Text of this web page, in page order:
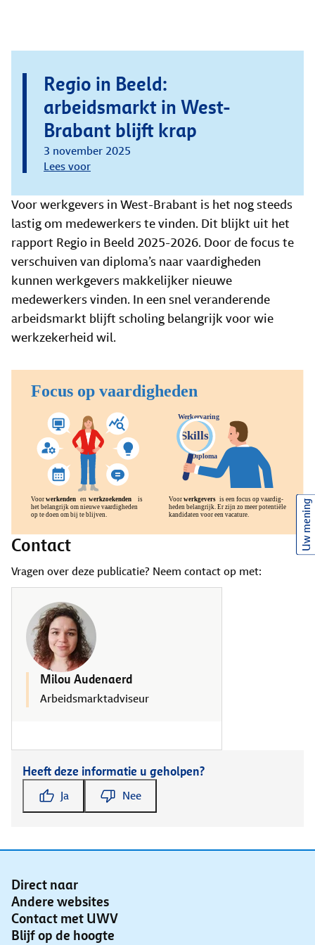
Regio in Beeld:
arbeidsmarkt in West-
Brabant blijft krap
3 november 2025
Lees voor
Voor werkgevers in West-Brabant is het nog steeds
lastig om medewerkers te vinden. Dit blijkt uit het
rapport Regio in Beeld 2025-2026. Door de focus te
verschuiven van diploma’s naar vaardigheden
kunnen werkgevers makkelijker nieuwe
medewerkers vinden. In een snel veranderende
arbeidsmarkt blijft scholing belangrijk voor wie
werkzekerheid wil.
Contact
Vragen over deze publicatie? Neem contact op met:
Milou Audenaerd
Arbeidsmarktadviseur
Heeft deze informatie u geholpen?
Ja Nee
Direct naar
Andere websites
Contact met UWV
Blijf op de hoogte
Uw mening